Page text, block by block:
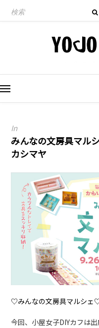
In
みんなの文房具マル
カシマヤ
♡みんなの文房具マルシェ
今回、小屋女子DIYカフは出